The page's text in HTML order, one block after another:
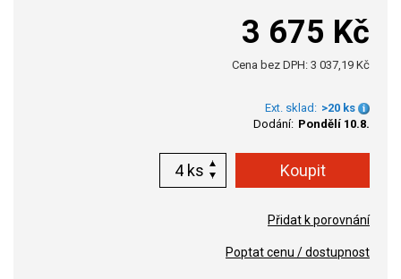
3 675 Kč
Cena bez DPH: 3 037,19 Kč
Ext. sklad: >20 ks
Dodání: Pondělí 10.8.
ks
Přidat k porovnání
Poptat cenu / dostupnost